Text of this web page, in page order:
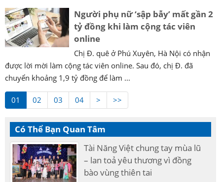
Người phụ nữ ‘sập bẫy’ mất gần 2
tỷ đồng khi làm cộng tác viên
online
Chị Đ. quê ở Phú Xuyên, Hà Nội có nhận
được lời mời làm cộng tác viên online. Sau đó, chị Đ. đã
chuyển khoảng 1,9 tỷ đồng để làm ...
01 02 03 04 > >>
Có Thể Bạn Quan Tâm
Tài Năng Việt chung tay mùa lũ
– lan toả yêu thương vì đồng
bào vùng thiên tai